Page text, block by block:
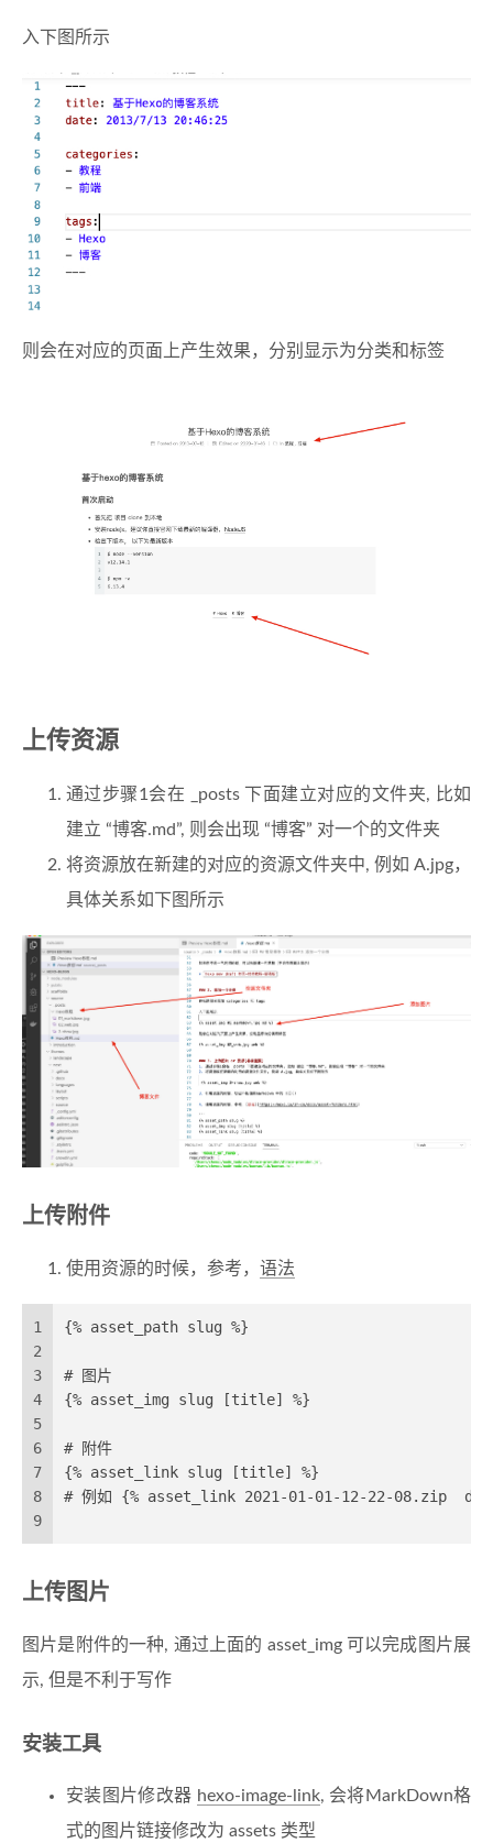
入下图所示
则会在对应的页面上产生效果，分别显示为分类和标签
上传资源
通过步骤1会在 _posts 下面建立对应的文件夹, 比如
建立 “博客.md”, 则会出现 “博客” 对一个的文件夹
将资源放在新建的对应的资源文件夹中, 例如 A.jpg，
具体关系如下图所示
上传附件
使用资源的时候，参考， 语法
1
2
3
4
5
6
7
8
9
{% asset_path slug %}
# 图片
{% asset_img slug [title] %}
# 附件
{% asset_link slug [title] %}
# 例如 {% asset_link 2021-01-01-12-22-08.zip
上传图片
图片是附件的一种, 通过上面的 asset_img 可以完成图片展
示, 但是不利于写作
安装工具
安装图片修改器 hexo-image-link, 会将MarkDown格
式的图片链接修改为 assets 类型